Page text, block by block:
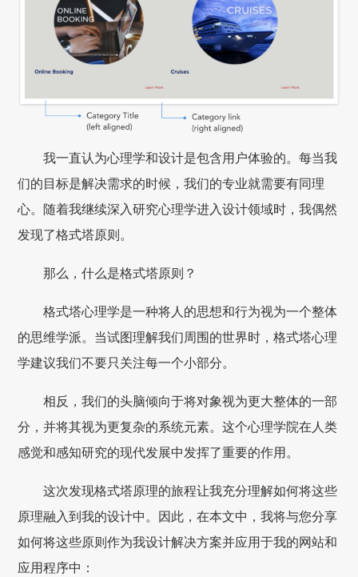
我一直认为心理学和设计是包含用户体验的。每当我
们的目标是解决需求的时候，我们的专业就需要有同理
心。随着我继续深入研究心理学进入设计领域时，我偶然
发现了格式塔原则。
那么，什么是格式塔原则？
格式塔心理学是一种将人的思想和行为视为一个整体
的思维学派。当试图理解我们周围的世界时，格式塔心理
学建议我们不要只关注每一个小部分。
相反，我们的头脑倾向于将对象视为更大整体的一部
分，并将其视为更复杂的系统元素。这个心理学院在人类
感觉和感知研究的现代发展中发挥了重要的作用。
这次发现格式塔原理的旅程让我充分理解如何将这些
原理融入到我的设计中。因此，在本文中，我将与您分享
如何将这些原则作为我设计解决方案并应用于我的网站和
应用程序中：